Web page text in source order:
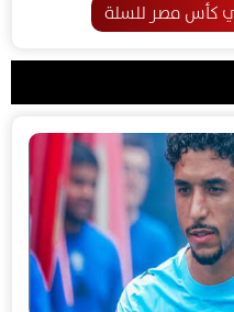
كأس مصر للسلة